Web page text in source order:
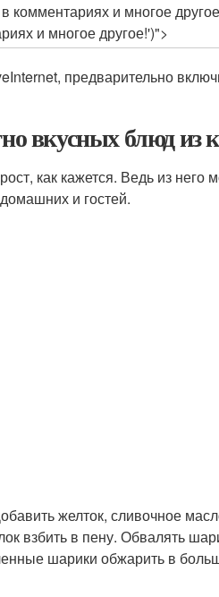
комментариях и многое
и многое другое!')">
предварительно
вкусных блюд из
как кажется. Ведь из него
и гостей.
желток, сливочное
взбить в пену. Обвалять
шарики обжарить в